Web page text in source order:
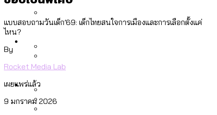
จราจรฯ เพิ่ม 150% มีเพียง 5 เขตที่งบเพิ่ม
โดยเขตจตุจักรสูงสุด
เมื่อแยกท่องเที่ยวออกจากกีฬา กระทรวง
ลัดวงจรมากที่สุด
ประเทศไหนทำได้บ้าง?
Economy
แบบสอบถามวันเด็ก’69: เด็กไทยสนใจการเมืองและการเลือกตั้งแค่
ไหน?
By
Rocket Media Lab
เผยแพร่แล้ว
9 มกราคม 2026